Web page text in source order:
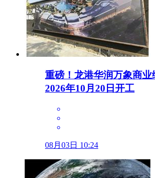
重磅！龙港华润万象商业
2026年10月20日开工
08月03日 10:24